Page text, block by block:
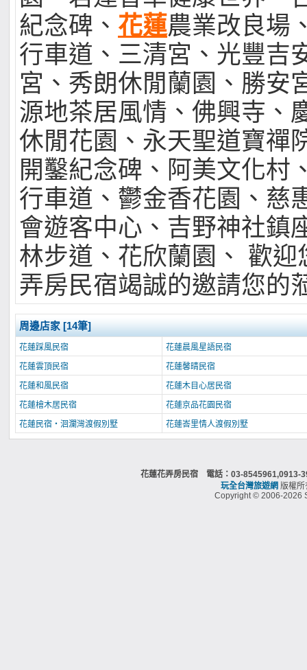
紀念碑、 花蓮農業改良場
行車道、三清宮、光豐吉
宮、秀朗休閒蘭園、勝安
源地茶居風情、佛興寺、
休閒花園、永天聖道寶禪
開鑿紀念碑、阿美文化村
行車道、鬱金香花園、慈
會遊客中心、吉野神社鎮
林步道、花欣蘭園、 歡迎
弄房民宿竭誠的邀請您的
周邊店家 [14筆]
花蓮踩風民宿
花蓮晨風星語民宿
花蓮雲頂民宿
花蓮馨晴民宿
花蓮和風民宿
花蓮木目心居民宿
花蓮檜木居民宿
花蓮京品花園民宿
花蓮民宿‧洄瀾灣渡假別墅
花蓮峇里情人渡假別墅
花蓮花弄房民宿 電話：03-8545961,0913-
玩全台灣旅遊網 版權
Copyright © 2006-2026